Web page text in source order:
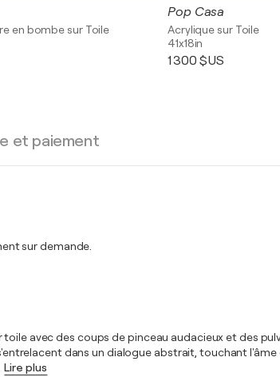
en bombe sur Toile
Pop Casa
Acrylique sur Toile
41x18in
1 300 $US
et paiement
sur demande.
avec des coups de pinceau audacieux et des
dans un dialogue abstrait, touchant
Lire plus